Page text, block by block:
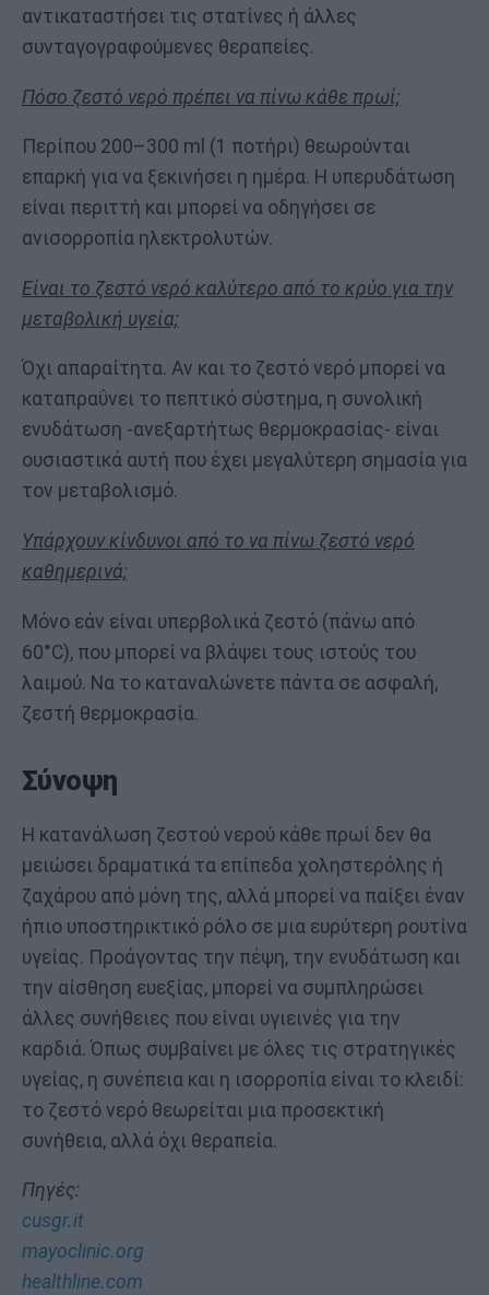
αντικαταστήσει τις στατίνες ή άλλες
συνταγογραφούμενες θεραπείες.
Πόσο ζεστό νερό πρέπει να πίνω κάθε πρωί;
Περίπου 200–300 ml (1 ποτήρι) θεωρούνται
επαρκή για να ξεκινήσει η ημέρα. Η υπερυδάτωση
είναι περιττή και μπορεί να οδηγήσει σε
ανισορροπία ηλεκτρολυτών.
Είναι το ζεστό νερό καλύτερο από το κρύο για την
μεταβολική υγεία;
Όχι απαραίτητα. Αν και το ζεστό νερό μπορεί να
καταπραΰνει το πεπτικό σύστημα, η συνολική
ενυδάτωση -ανεξαρτήτως θερμοκρασίας- είναι
ουσιαστικά αυτή που έχει μεγαλύτερη σημασία για
τον μεταβολισμό.
Υπάρχουν κίνδυνοι από το να πίνω ζεστό νερό
καθημερινά;
Μόνο εάν είναι υπερβολικά ζεστό (πάνω από
60°C), που μπορεί να βλάψει τους ιστούς του
λαιμού. Να το καταναλώνετε πάντα σε ασφαλή,
ζεστή θερμοκρασία.
Σύνοψη
Η κατανάλωση ζεστού νερού κάθε πρωί δεν θα
μειώσει δραματικά τα επίπεδα χοληστερόλης ή
ζαχάρου από μόνη της, αλλά μπορεί να παίξει έναν
ήπιο υποστηρικτικό ρόλο σε μια ευρύτερη ρουτίνα
υγείας. Προάγοντας την πέψη, την ενυδάτωση και
την αίσθηση ευεξίας, μπορεί να συμπληρώσει
άλλες συνήθειες που είναι υγιεινές για την
καρδιά. Όπως συμβαίνει με όλες τις στρατηγικές
υγείας, η συνέπεια και η ισορροπία είναι το κλειδί:
το ζεστό νερό θεωρείται μια προσεκτική
συνήθεια, αλλά όχι θεραπεία.
Πηγές:
cusgr.it
mayoclinic.org
healthline.com